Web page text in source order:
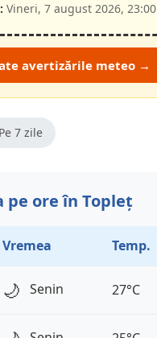
Vineri, 7 august 2026, 23:00
avertizările meteo →
Pe 7 zile
pe ore în Topleț
Vremea Temp.
🌙 Senin 27°C